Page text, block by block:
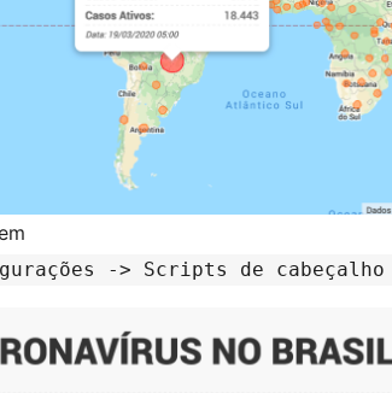
-> Scripts de cabeçalho